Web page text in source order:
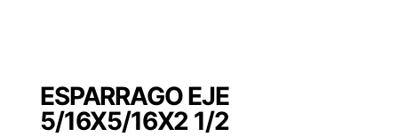
ESPARRAGO EJE
5/16X5/16X2 1/2